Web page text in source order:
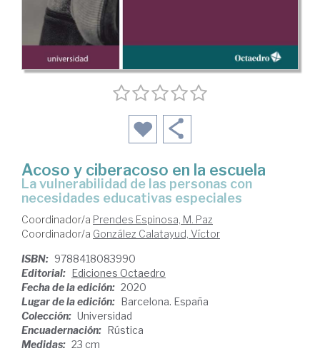
Acoso y ciberacoso en la escuela
la vulnerabilidad de las personas con
necesidades educativas especiales
Coordinador/a Prendes Espinosa, M. Paz
Coordinador/a González Calatayud, Víctor
ISBN: 9788418083990
Editorial: Ediciones Octaedro
Fecha de la edición: 2020
Lugar de la edición: Barcelona. España
Colección: Universidad
Encuadernación: Rústica
Medidas: 23 cm